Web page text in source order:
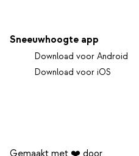
Sneeuwhoogte app
Download voor Android
Download voor iOS